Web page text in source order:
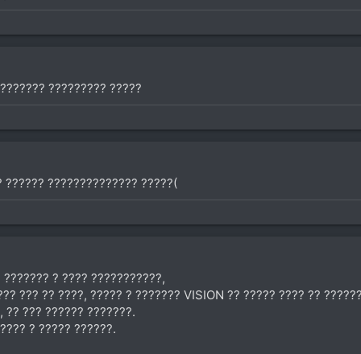
????????? ?????
?????????????? ?????(
? ???? ???????????,
??? ?? ????, ????? ? ??????? VISION ?? ????? ???? ??
??? ?????? ???????.
? ????? ??????.